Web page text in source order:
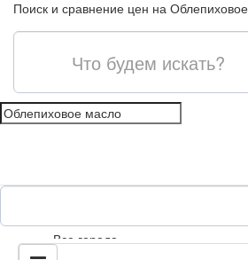
Поиск и сравнение цен на
shopping_cart
Все города